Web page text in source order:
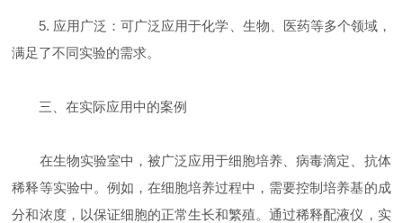
5. 应用广泛：可广泛应用于化学、生物、医药等多个领域，
满足了不同实验的需求。
三、在实际应用中的案例
在生物实验室中，被广泛应用于细胞培养、病毒滴定、抗体
稀释等实验中。例如，在细胞培养过程中，需要控制培养基的成
分和浓度，以保证细胞的正常生长和繁殖。通过稀释配液仪，实